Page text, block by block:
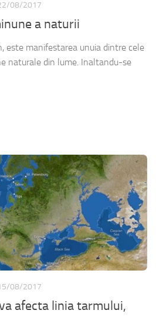
08/2017
a naturii
este manifestarea unuia dintre cele
naturale din lume. Inaltandu-se
08/2017
afecta linia tarmului,